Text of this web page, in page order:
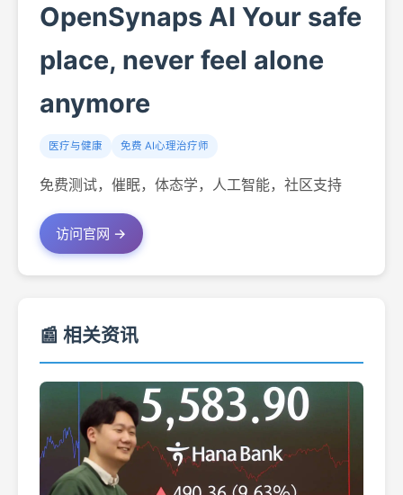
OpenSynaps AI Your safe
place, never feel alone
anymore
医疗与健康 免费 AI心理治疗师
免费测试，催眠，体态学，人工智能，社区支持
访问官网 →
📰 相关资讯